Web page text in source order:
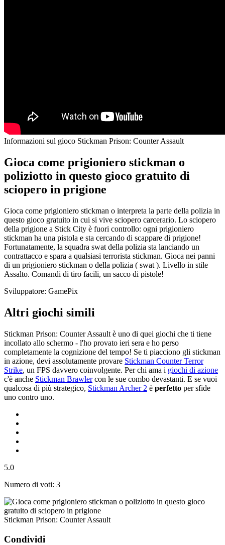
Informazioni sul gioco Stickman Prison: Counter Assault
Gioca come prigioniero stickman o
poliziotto in questo gioco gratuito di
sciopero in prigione
Gioca come prigioniero stickman o interpreta la parte della polizia in
questo gioco gratuito in cui si vive sciopero carcerario. Lo sciopero
della prigione a Stick City è fuori controllo: ogni prigioniero
stickman ha una pistola e sta cercando di scappare di prigione!
Fortunatamente, la squadra swat della polizia sta lanciando un
contrattacco e spara a qualsiasi terrorista stickman. Gioca nei panni
di un prigioniero stickman o della polizia ( swat ). Livello in stile
Assalto. Comandi di tiro facili, un sacco di pistole!
Sviluppatore: GamePix
Altri giochi simili
Stickman Prison: Counter Assault è uno di quei giochi che ti tiene
incollato allo schermo - l'ho provato ieri sera e ho perso
completamente la cognizione del tempo! Se ti piacciono gli stickman
in azione, devi assolutamente provare Stickman Counter Terror
Strike, un FPS davvero coinvolgente. Per chi ama i giochi di azione
c'è anche Stickman Brawlercon le sue combo devastanti. E se vuoi
qualcosa di più strategico, Stickman Archer 2 è perfetto per sfide
uno contro uno.
5.0
Numero di voti: 3
Stickman Prison: Counter Assault
Condividi